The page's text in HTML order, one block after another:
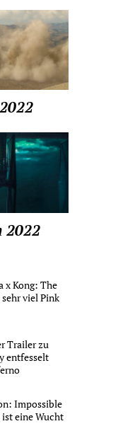
2022
x Kong: The
viel Pink
Trailer zu
entfesselt
Impossible
ist eine Wucht